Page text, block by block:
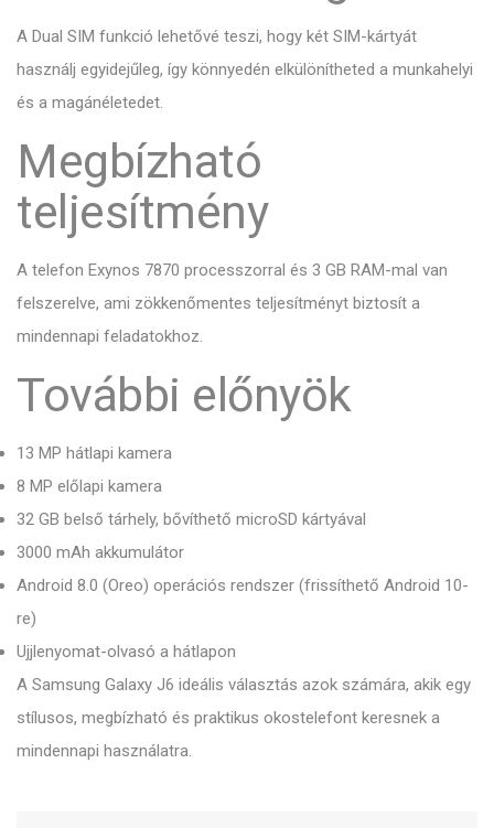
A Dual SIM funkció lehetővé teszi, hogy két SIM-kártyát
használj egyidejűleg, így könnyedén elkülönítheted a munkahelyi
és a magánéletedet.
Megbízható
teljesítmény
A telefon Exynos 7870 processzorral és 3 GB RAM-mal van
felszerelve, ami zökkenőmentes teljesítményt biztosít a
mindennapi feladatokhoz.
További előnyök
13 MP hátlapi kamera
8 MP előlapi kamera
32 GB belső tárhely, bővíthető microSD kártyával
3000 mAh akkumulátor
Android 8.0 (Oreo) operációs rendszer (frissíthető Android 10-
re)
Ujjlenyomat-olvasó a hátlapon
A Samsung Galaxy J6 ideális választás azok számára, akik egy
stílusos, megbízható és praktikus okostelefont keresnek a
mindennapi használatra.